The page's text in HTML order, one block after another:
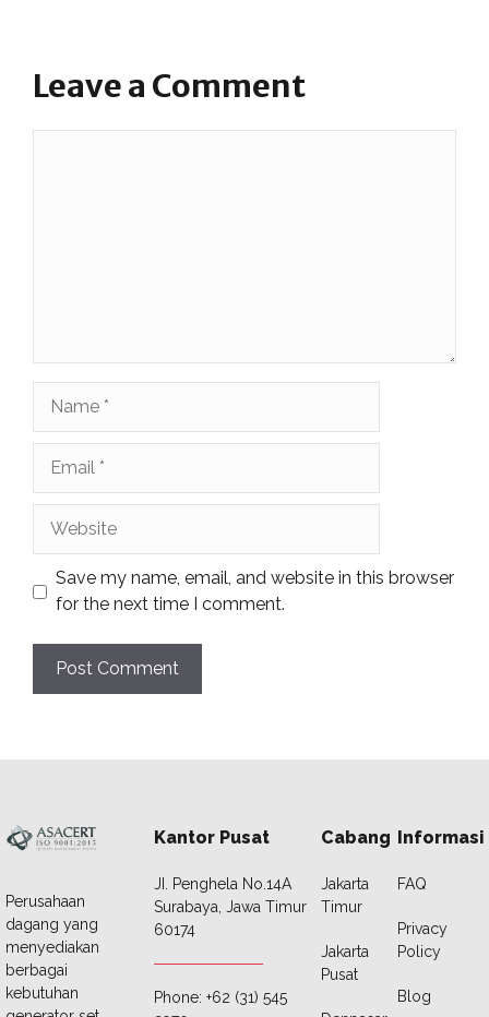
Leave a Comment
Save my name, email, and website in this browser
for the next time I comment.
Perusahaan
dagang yang
menyediakan
berbagai
kebutuhan
Kantor Pusat
JI. Penghela No.14A
Surabaya, Jawa Timur
60174
Phone: +62 (31) 545
Cabang
Jakarta
Timur
Jakarta
Pusat
Informasi
FAQ
Privacy
Policy
Blog